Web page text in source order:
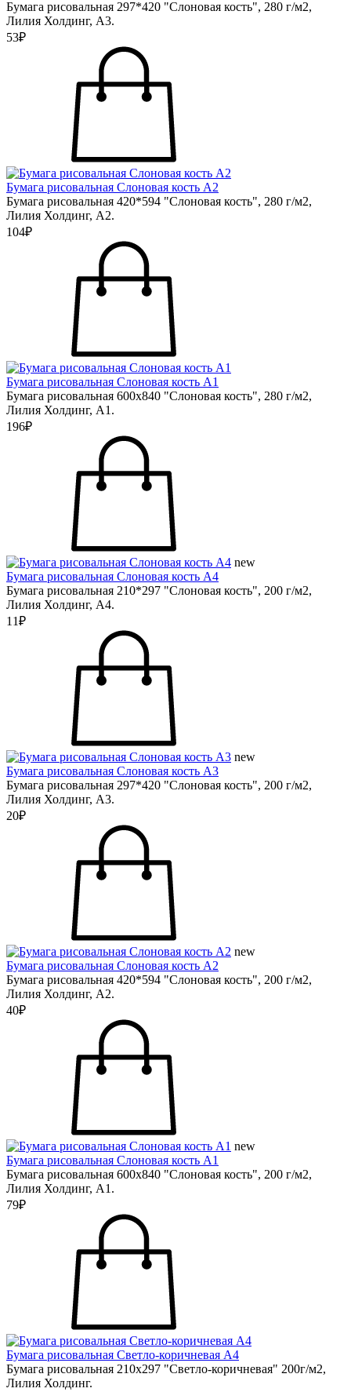
Бумага рисовальная 297*420 "Слоновая кость", 280 г/м2,
Лилия Холдинг, А3.
53₽
Бумага рисовальная Слоновая кость А2
Бумага рисовальная 420*594 "Слоновая кость", 280 г/м2,
Лилия Холдинг, А2.
104₽
Бумага рисовальная Слоновая кость А1
Бумага рисовальная 600х840 "Слоновая кость", 280 г/м2,
Лилия Холдинг, А1.
196₽
new
Бумага рисовальная Слоновая кость А4
Бумага рисовальная 210*297 "Слоновая кость", 200 г/м2,
Лилия Холдинг, А4.
11₽
new
Бумага рисовальная Слоновая кость А3
Бумага рисовальная 297*420 "Слоновая кость", 200 г/м2,
Лилия Холдинг, А3.
20₽
new
Бумага рисовальная Слоновая кость А2
Бумага рисовальная 420*594 "Слоновая кость", 200 г/м2,
Лилия Холдинг, А2.
40₽
new
Бумага рисовальная Слоновая кость А1
Бумага рисовальная 600х840 "Слоновая кость", 200 г/м2,
Лилия Холдинг, А1.
79₽
Бумага рисовальная Светло-коричневая А4
Бумага рисовальная 210х297 "Светло-коричневая" 200г/м2,
Лилия Холдинг.